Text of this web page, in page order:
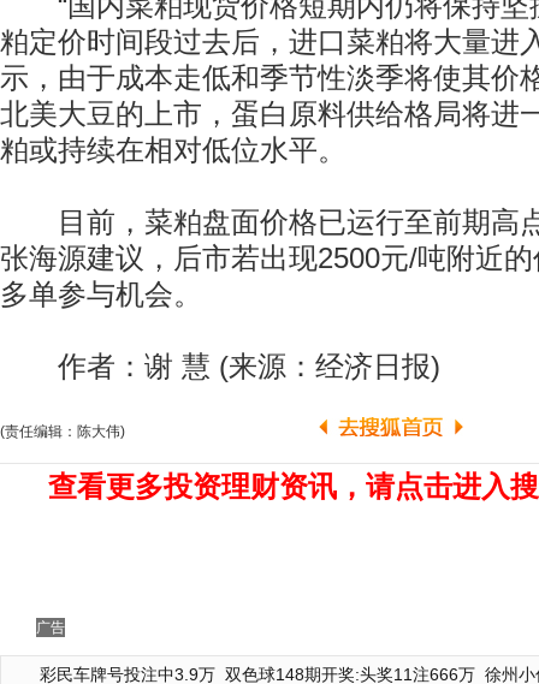
粕定价时间段过去后，进口菜粕将大量进
示，由于成本走低和季节性淡季将使其价
北美大豆的上市，蛋白原料供给格局将进
粕或持续在相对低位水平。
目前，菜粕盘面价格已运行至前期高
张海源建议，后市若出现2500元/吨附近
多单参与机会。
作者：谢 慧 (来源：经济日报)
(责任编辑：陈大伟)
查看更多投资理财资讯，请点击进入
广告
彩民车牌号投注中3.9万 双色球148期开奖:头奖11注666万 徐州